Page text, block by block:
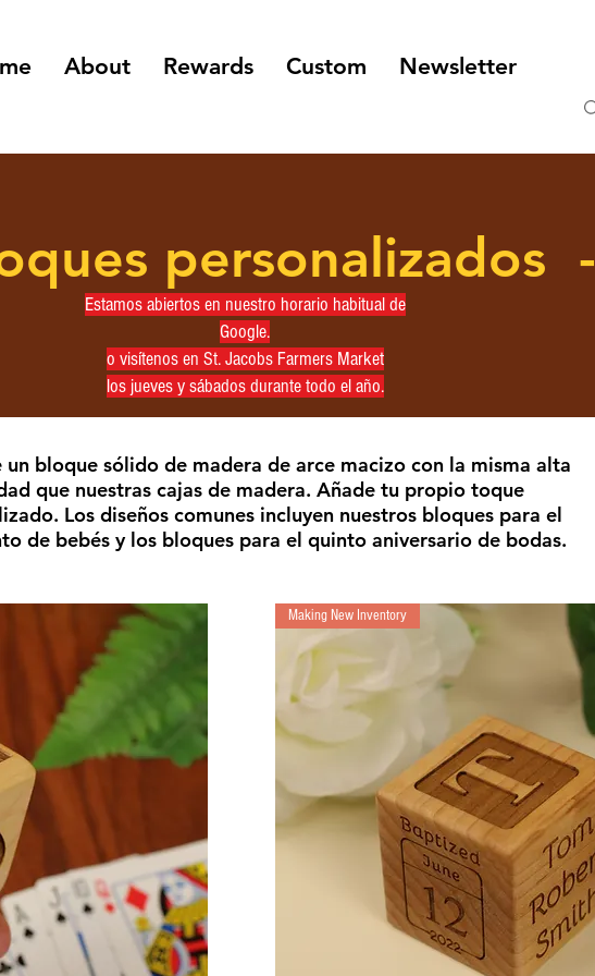
About Rewards Custom Newsletter
personalizados -
Estamos abiertos en nuestro horario habitual de
Google.
o visítenos en St. Jacobs Farmers Market
los jueves y sábados durante todo el año.
un bloque sólido de madera de arce macizo con la misma alta
que nuestras cajas de madera. Añade tu propio toque
Los diseños comunes incluyen nuestros bloques para el
de bebés y los bloques para el quinto aniversario de bodas.
Making New Inventory